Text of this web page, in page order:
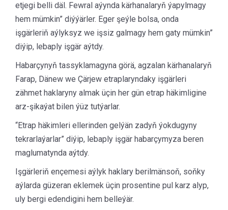
etjegi belli däl. Fewral aýynda kärhanalaryň ýapylmagy
hem mümkin” diýýärler. Eger şeýle bolsa, onda
işgärleriň aýlyksyz we işsiz galmagy hem gaty mümkin”
diýip, lebaply işgär aýtdy.
Habarçynyň tassyklamagyna görä, agzalan kärhanalaryň
Farap, Dänew we Çärjew etraplaryndaky işgärleri
zähmet haklaryny almak üçin her gün etrap häkimligine
arz-şikaýat bilen ýüz tutýarlar.
“Etrap häkimleri ellerinden gelýän zadyň ýokdugyny
tekrarlaýarlar” diýip, lebaply işgär habarçymyza beren
maglumatynda aýtdy.
Işgärleriň ençemesi aýlyk haklary berilmänsoň, soňky
aýlarda güzeran eklemek üçin prosentine pul karz alyp,
uly bergi edendigini hem belleýär.